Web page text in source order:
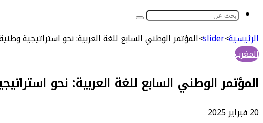
بحث
الرئيسية>
slider
>المؤتمر الوطني السابع للغة العربية: نحو استراتيجية
المغرب
المؤتمر الوطني السابع للغة العربية: نحو
20 فبراير 2025